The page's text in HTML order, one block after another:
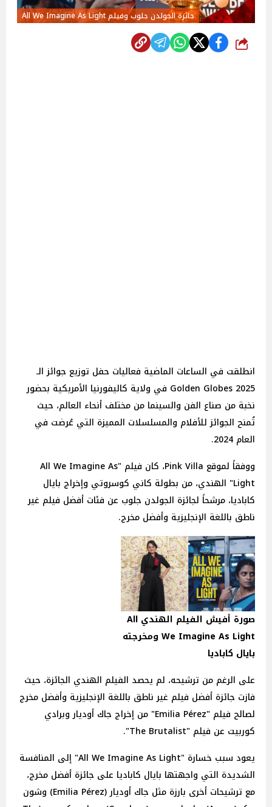
جائزة الجولدن جلوب وفيلم All We Imagine As Light
شارك
انطلقت في الساعات الماضية فعاليات حفل توزيع جوائز الـ
Golden Globes 2025 في ولاية كاليفورنيا الأمريكية بحضور
نخبة من صناع الفن والسينما من مختلف أنحاء العالم، حيث
تُمنح الجوائز للأفلام والمسلسلات المميزة التي عُرضت في
العام 2024.
ووفقاً لموقع Pink Villa، كان فيلم "All We Imagine As
Light" الهندي، من بطولة كاني كوسروتي وإخراج بايال
كاباديا، مرشحاً لجائزة الجولدن جلوب عن فئات أفضل فيلم غير
ناطق باللغة الإنجليزية وأفضل مخرج.
صورة أفيش الفيلم الهندي All
We Imagine As Light ومخرجته
بايال كاباديا
على الرغم من ترشيحه، لم يحصد الفيلم الهندي الجائزة، حيث
فازت جائزة أفضل فيلم غير ناطق باللغة الإنجليزية وأفضل مخرج
لصالح فيلم "Emilia Pérez" من إخراج جاك أوديار وبرادي
كوربيت عن فيلم "The Brutalist".
يعود سبب خسارة "All We Imagine As Light" إلى المنافسة
الشديدة التي واجهتها بايال كاباديا على جائزة أفضل مخرج،
مع ترشيحات أخرى بارزة مثل جاك أوديار (Emilia Pérez) وشون